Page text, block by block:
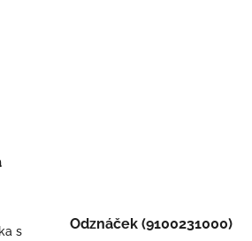
s
Odznáček (9100231000)